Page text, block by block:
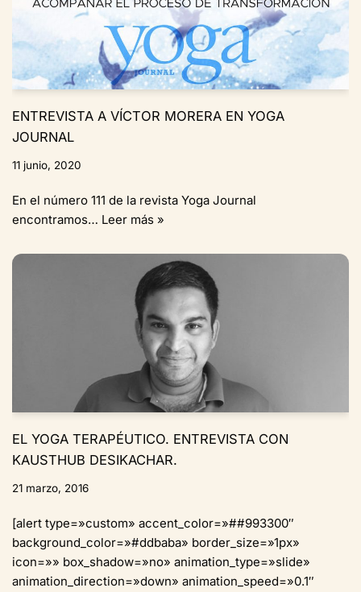
ENTREVISTA A VÍCTOR MORERA EN YOGA
JOURNAL
11 junio, 2020
En el número 111 de la revista Yoga Journal
encontramos… Leer más »
EL YOGA TERAPÉUTICO. ENTREVISTA CON
KAUSTHUB DESIKACHAR.
21 marzo, 2016
[alert type=»custom» accent_color=»##993300″
background_color=»#ddbaba» border_size=»1px»
icon=»» box_shadow=»no» animation_type=»slide»
animation_direction=»down» animation_speed=»0.1″